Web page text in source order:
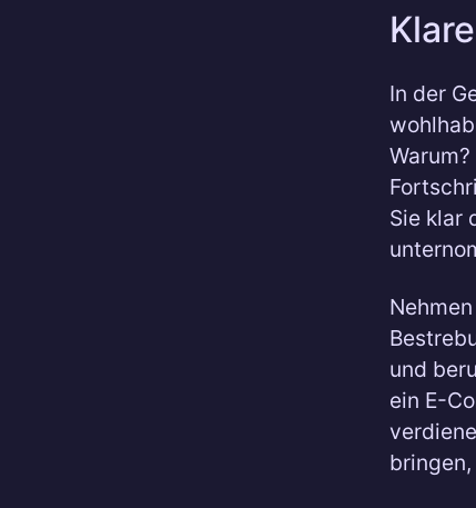
In der
Sie klar
und
ein E-